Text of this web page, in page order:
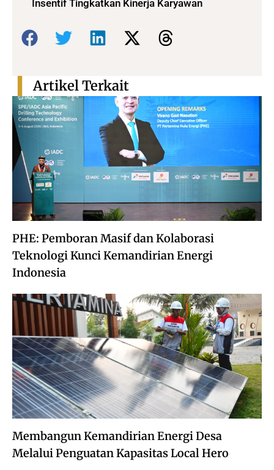
Insentif Tingkatkan Kinerja Karyawan
Bagikan:
PHE: Pemboran Masif dan Kolaborasi
Teknologi Kunci Kemandirian Energi
Indonesia
Membangun Kemandirian Energi Desa
Melalui Penguatan Kapasitas Local Hero
Artikel Terkait